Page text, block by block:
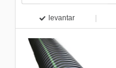
levantar